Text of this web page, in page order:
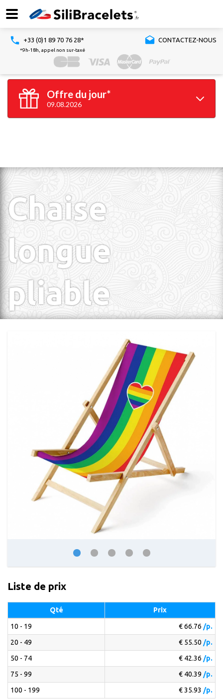
+33 (0)1 89 70 76 28* CONTACTEZ-NOUS
*9h-18h, appel non sur-taxé
Offre du jour*
09.08.2026
100 braceletsGRATUITS*
Chaise
longue
pliable
Liste de prix
Qté Prix
10 - 19 € 66.76 /p.
20 - 49
€ 55.50 /p.
50 - 74
€ 42.36 /p.
75 - 99
€ 40.39 /p.
100 - 199
€ 35.93 /p.